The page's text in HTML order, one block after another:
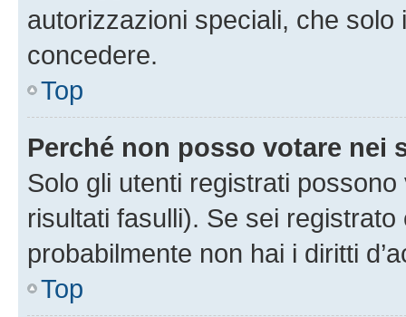
autorizzazioni speciali, che solo
concedere.
Top
Perché non posso votare nei
Solo gli utenti registrati
risultati fasulli). Se sei
probabilmente non hai i diritti
Top